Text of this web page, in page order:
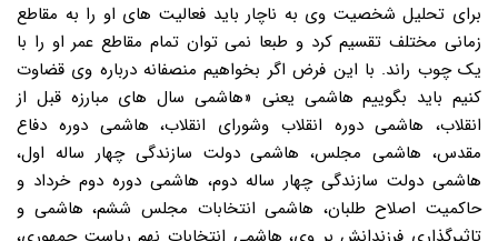
برای تحلیل شخصیت وی به ناچار باید فعالیت های او را به مقاطع
زمانی مختلف تقسیم کرد و طبعا نمی توان تمام مقاطع عمر او را با
یک چوب راند. با این فرض اگر بخواهیم منصفانه درباره وی قضاوت
کنیم باید بگوییم هاشمی یعنی «هاشمی سال های مبارزه قبل از
انقلاب، هاشمی دوره انقلاب وشورای انقلاب، هاشمی دوره دفاع
مقدس، هاشمی مجلس، هاشمی دولت سازندگی چهار ساله اول،
هاشمی دولت سازندگی چهار ساله دوم، هاشمی دوره دوم خرداد و
حاکمیت اصلاح طلبان، هاشمی انتخابات مجلس ششم، هاشمی و